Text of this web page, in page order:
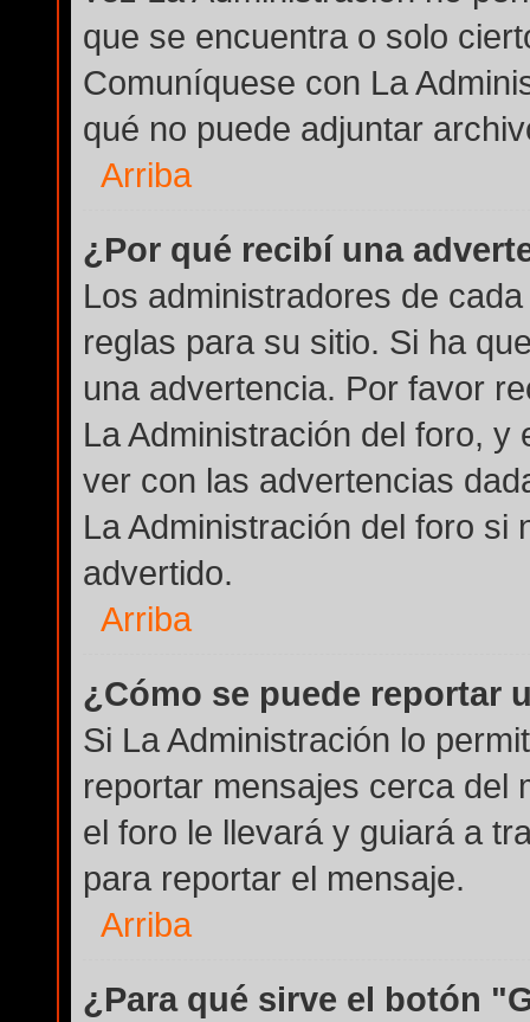
que se encuentra o solo
Comuníquese con La
qué no puede adjuntar
Arriba
¿Por qué recibí una
Los administradores de
reglas para su sitio. Si ha
una advertencia. Por favor
La Administración del foro,
ver con las advertencias
La Administración del foro si
advertido.
Arriba
¿Cómo se puede reportar
Si La Administración lo
reportar mensajes cerca del
el foro le llevará y guiará a
para reportar el mensaje.
Arriba
¿Para qué sirve el botón